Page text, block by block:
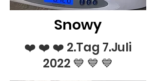
Snowy
❤️ ❤️ ❤️ 2.Tag 7.Juli
2022 💙 💙 💙